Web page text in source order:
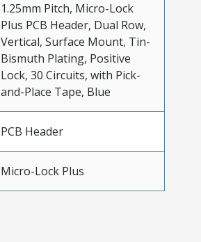
1.25mm Pitch, Micro-Lock
Plus PCB Header, Dual Row,
Vertical, Surface Mount, Tin-
Bismuth Plating, Positive
Lock, 30 Circuits, with Pick-
and-Place Tape, Blue
PCB Header
Micro-Lock Plus